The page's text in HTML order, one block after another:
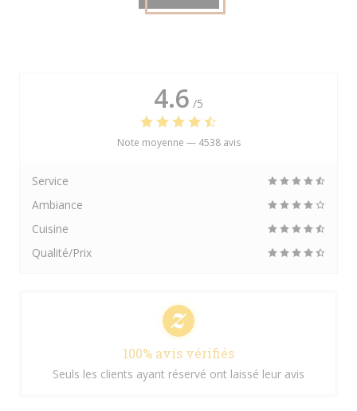
4.6 /5
Note moyenne — 4538 avis
Service
Ambiance
Cuisine
Qualité/Prix
100% avis vérifiés
Seuls les clients ayant réservé ont laissé leur avis